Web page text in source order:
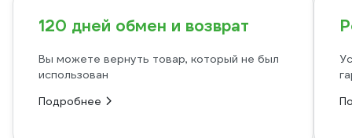
120 дней обмен и возврат
Вы можете вернуть товар, который не был
использован
Подробнее